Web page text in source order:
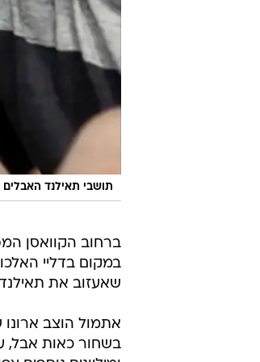
תושבי תאילנד האבלים
ברחוב הקוואסן
במקום בדליי
שאעזוב את תאילנד",
אתמול הוצב
בשחור כאות אבל,